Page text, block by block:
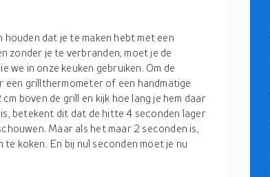
dat je te maken hebt met een
zonder je te verbranden, moet je de
we in onze keuken gebruiken. Om de
grillthermometer of een handmatige
boven de grill en kijk hoe lang je hem daar
betekent dit dat de hitte 4 seconden lager
Maar als het maar 2 seconden is,
koken. En bij nul seconden moet je nu